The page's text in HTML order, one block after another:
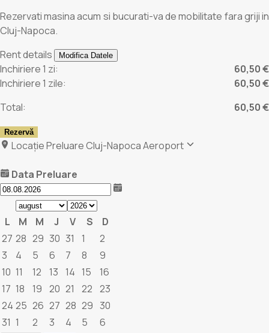
Rezervati masina acum si bucurati-va de mobilitate fara griji in
Cluj-Napoca.
Rent details
Modifica Datele
Inchiriere 1 zi:
60,50 €
Inchiriere 1 zile:
60,50 €
Total:
60,50 €
Rezervă
Locație PreluareCluj-Napoca Aeroport
Data Preluare
L M M J V S
D
27 28 29 30 31 1
2
3
4 5 6 7 8
9
10 11 12 13 14 15
16
17 18 19 20 21 22 23
24 25 26 27 28 29 30
31 1 2 3 4 5 6